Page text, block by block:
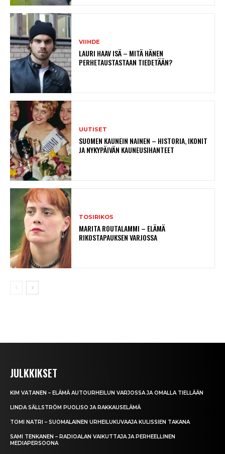
VIIHDE
LAURI HAAV ISÄ – MITÄ HÄNEN
PERHETAUSTASTAAN TIEDETÄÄN?
UUTISET
SUOMEN KAUNEIN NAINEN – HISTORIA, IKONIT
JA NYKYPÄIVÄN KAUNEUSIHANTEET
TOSIRIKOS
MARITA ROUTALAMMI – ELÄMÄ
RIKOSTAPAUKSEN VARJOSSA
JULKKIKSET
KIM VATANEN – ELÄMÄ AUTOURHEILUN VARJOSSA JA OMALLA TIELLÄÄN
LINDA SÄLLSTRÖM PUOLISO JA RAKKAUSELÄMÄ
TOMI NATRI – SUOMALAINEN URHEILUKUVAAJA KULISSIEN TAKANA
SAMI TENKANEN – RADIOALAN VAIKUTTAJA JA PERHEELLINEN
MEDIAPERSOONA